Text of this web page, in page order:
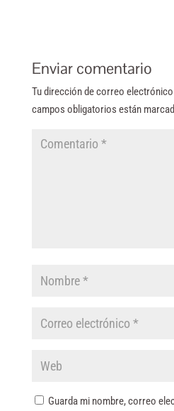
Enviar comentario
Tu dirección de correo
campos obligatorios están
Guarda mi nombre, correo